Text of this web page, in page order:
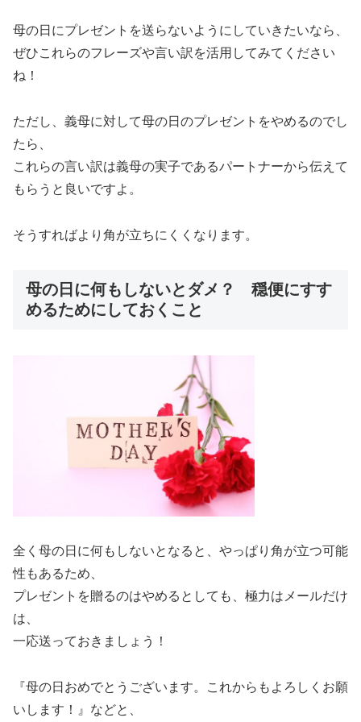
母の日にプレゼントを送らないようにしていきたいなら、
ぜひこれらのフレーズや言い訳を活用してみてください
ね！
ただし、義母に対して母の日のプレゼントをやめるのでし
たら、
これらの言い訳は義母の実子であるパートナーから伝えて
もらうと良いですよ。
そうすればより角が立ちにくくなります。
母の日に何もしないとダメ？ 穏便にすす
めるためにしておくこと
全く母の日に何もしないとなると、やっぱり角が立つ可能
性もあるため、
プレゼントを贈るのはやめるとしても、極力はメールだけ
は、
一応送っておきましょう！
『母の日おめでとうございます。これからもよろしくお願
いします！』などと、